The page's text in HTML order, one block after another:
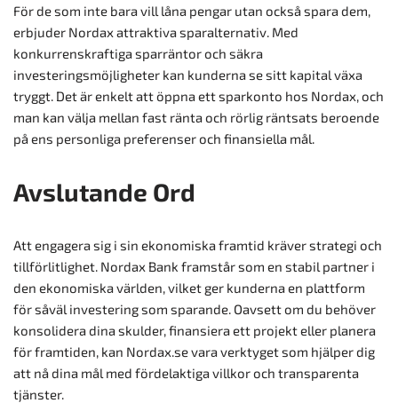
För de som inte bara vill låna pengar utan också spara dem,
erbjuder Nordax attraktiva sparalternativ. Med
konkurrenskraftiga sparräntor och säkra
investeringsmöjligheter kan kunderna se sitt kapital växa
tryggt. Det är enkelt att öppna ett sparkonto hos Nordax, och
man kan välja mellan fast ränta och rörlig räntsats beroende
på ens personliga preferenser och finansiella mål.
Avslutande Ord
Att engagera sig i sin ekonomiska framtid kräver strategi och
tillförlitlighet. Nordax Bank framstår som en stabil partner i
den ekonomiska världen, vilket ger kunderna en plattform
för såväl investering som sparande. Oavsett om du behöver
konsolidera dina skulder, finansiera ett projekt eller planera
för framtiden, kan Nordax.se vara verktyget som hjälper dig
att nå dina mål med fördelaktiga villkor och transparenta
tjänster.